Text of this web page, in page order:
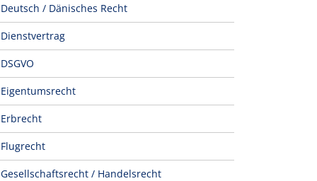
Deutsch / Dänisches Recht
Dienstvertrag
DSGVO
Eigentumsrecht
Erbrecht
Flugrecht
Gesellschaftsrecht / Handelsrecht